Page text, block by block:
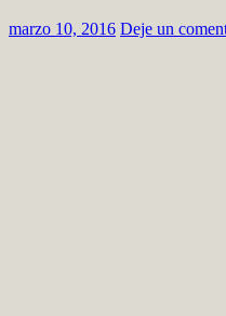
marzo 10, 2016 Deje un